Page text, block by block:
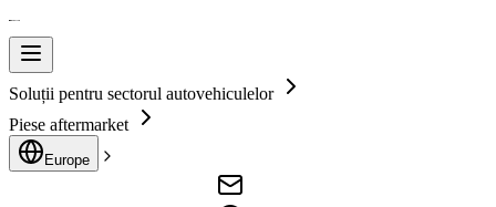
Soluții pentru sectorul autovehiculelor
Piese aftermarket
Europe